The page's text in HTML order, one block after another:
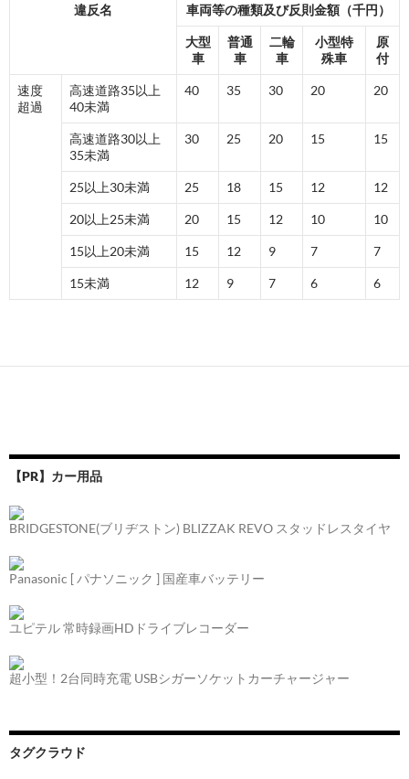
違反名 車両等の種類及び反則金額（千円）
大型
車
普通
車
二輪
車
小型特
殊車
原
付
速度
超過
高速道路35以上
40未満
40 35 30 20 20
高速道路30以上
35未満
30 25 20 15 15
25以上30未満 25 18 15 12 12
20以上25未満 20 15 12 10 10
15以上20未満 15 12 9 7 7
15未満 12 9 7 6 6
【PR】カー用品
BRIDGESTONE(ブリヂストン) BLIZZAK REVO スタッドレスタイヤ
Panasonic [ パナソニック ] 国産車バッテリー
ユピテル 常時録画HDドライブレコーダー
超小型！2台同時充電 USBシガーソケットカーチャージャー
タグクラウド